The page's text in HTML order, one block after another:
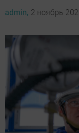
admin, 2 ноябрь